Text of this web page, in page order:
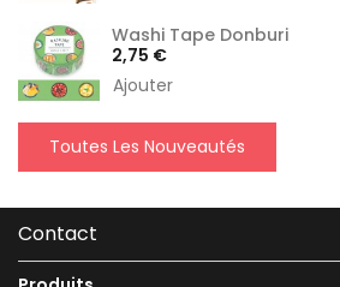
Washi Tape Donburi
Prix
2,75 €
Ajouter
Toutes Les Nouveautés
Contact